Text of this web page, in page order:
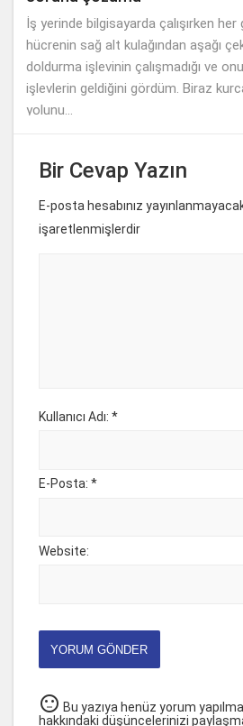
İş yerinde bilgisayarda çalışırken her
hücrenin sağ alt kulağından aşağı
doldurma işlevinin çalışmadığı ve
işlevlerin geldiğini gördüm. Biraz
yolunu...
Bir Cevap Yazın
E-posta hesabınız
işaretlenmişlerdir
Kullanıcı Adı: *
E-Posta: *
Website:
YORUM GÖNDER
sentiment_neutral Bu yazıya henüz yorum
hakkındaki düşüncelerinizi